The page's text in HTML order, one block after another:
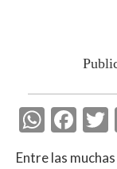
W
h
F
ac
Entre las